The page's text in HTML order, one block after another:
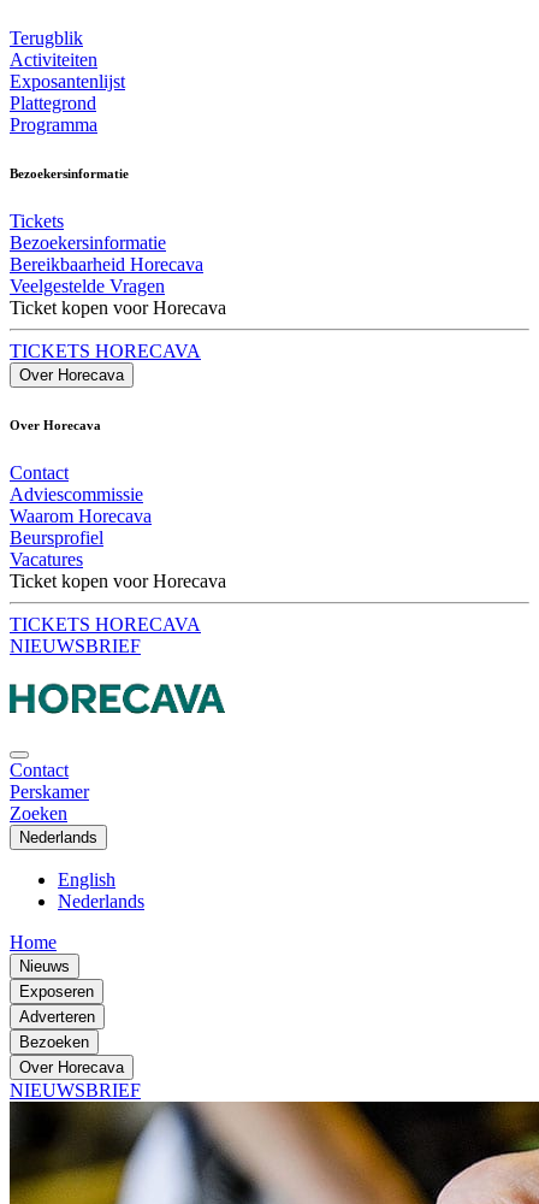
Terugblik
Activiteiten
Exposantenlijst
Plattegrond
Programma
Bezoekersinformatie
Tickets
Bezoekersinformatie
Bereikbaarheid Horecava
Veelgestelde Vragen
Ticket kopen voor Horecava
TICKETS HORECAVA
Over Horecava
Over Horecava
Contact
Adviescommissie
Waarom Horecava
Beursprofiel
Vacatures
Ticket kopen voor Horecava
TICKETS HORECAVA
NIEUWSBRIEF
Contact
Perskamer
Zoeken
Nederlands
English
Nederlands
Home
Nieuws
Exposeren
Adverteren
Bezoeken
Over Horecava
NIEUWSBRIEF